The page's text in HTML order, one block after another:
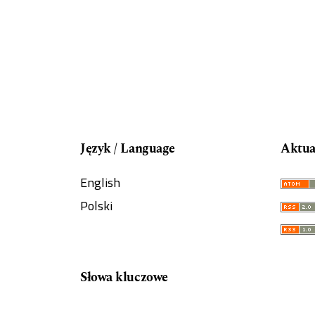
Język / Language
English
Polski
Słowa kluczowe